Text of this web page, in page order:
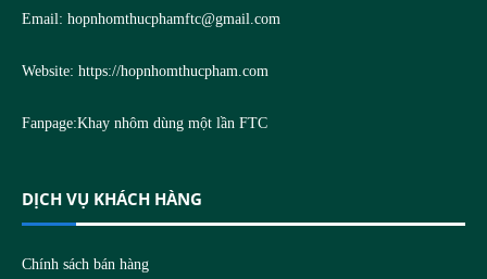
Email: hopnhomthucphamftc@gmail.com
Website: https://hopnhomthucpham.com
Fanpage:Khay nhôm dùng một lần FTC
DỊCH VỤ KHÁCH HÀNG
Chính sách bán hàng